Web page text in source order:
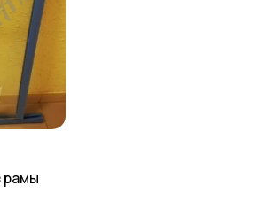
и
рамы